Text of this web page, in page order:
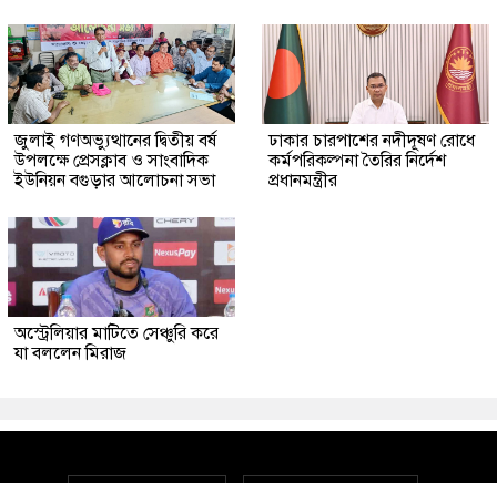
জুলাই গণঅভ্যুত্থানের দ্বিতীয় বর্ষ
উপলক্ষে প্রেসক্লাব ও সাংবাদিক
ইউনিয়ন বগুড়ার আলোচনা সভা
ঢাকার চারপাশের নদীদূষণ রোধে
কর্মপরিকল্পনা তৈরির নির্দেশ
প্রধানমন্ত্রীর
অস্ট্রেলিয়ার মাটিতে সেঞ্চুরি করে
যা বললেন মিরাজ